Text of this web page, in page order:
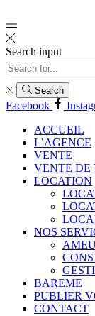
Search input
Search
Facebook
ACCUEIL
L’AGENCE
VENTE
VENTE DE
LOCATION
NOS
BAREME
PUBLIER
CONTACT